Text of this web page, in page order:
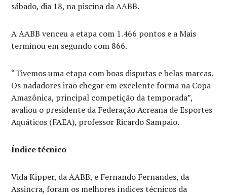
sábado, dia 18, na piscina da AABB.
A AABB venceu a etapa com 1.466 pontos e a Mais
terminou em segundo com 866.
“Tivemos uma etapa com boas disputas e belas marcas.
Os nadadores irão chegar em excelente forma na Copa
Amazônica, principal competição da temporada”,
avaliou o presidente da Federação Acreana de Esportes
Aquáticos (FAEA), professor Ricardo Sampaio.
Índice técnico
Vida Kipper, da AABB, e Fernando Fernandes, da
Assincra, foram os melhores índices técnicos da